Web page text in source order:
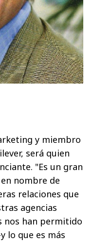
y miembro
será quien
"Es un gran
nombre de
relaciones que
agencias
nos han permitido
lo que es más